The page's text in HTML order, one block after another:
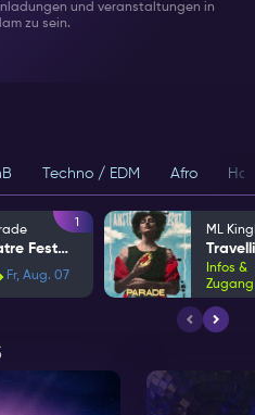
und veranstaltungen in
zu sein.
Techno / EDM Afro
Travelling Theatre Festival
Fr, Aug. 07
1
ML
Infos &
Zugang